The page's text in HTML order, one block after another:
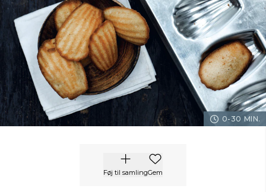
0-30 MIN.
Føj til samlingGem